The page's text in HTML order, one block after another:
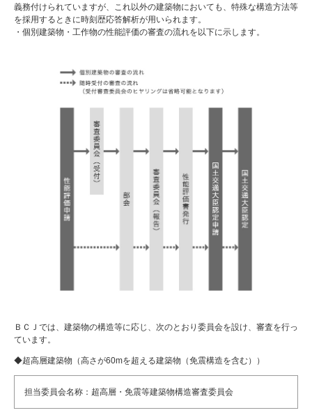
義務付けられていますが、これ以外の建築物においても、特殊な構造方法等
を採用するときに時刻歴応答解析が用いられます。
・個別建築物・工作物の性能評価の審査の流れを以下に示します。
ＢＣＪでは、建築物の構造等に応じ、次のとおり委員会を設け、審査を行っ
ています。
◆超高層建築物（高さが60mを超える建築物（免震構造を含む））
担当委員会名称：超高層・免震等建築物構造審査委員会